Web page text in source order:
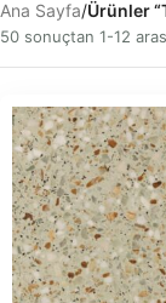
Ana Sayfa/Ürünler
50 sonuçtan 1-12